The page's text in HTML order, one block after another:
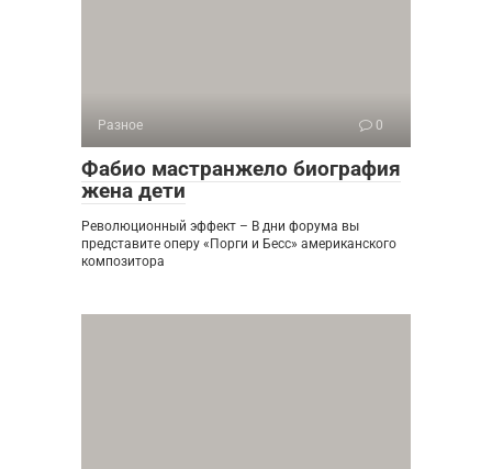
Разное 0
Фабио мастранжело биография
жена дети
Революционный эффект – В дни форума вы
представите оперу «Порги и Бесс» американского
композитора